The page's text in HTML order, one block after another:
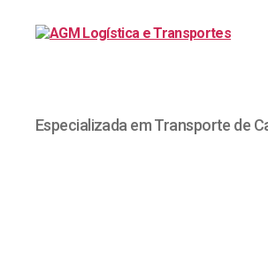
Especializada em Transporte de